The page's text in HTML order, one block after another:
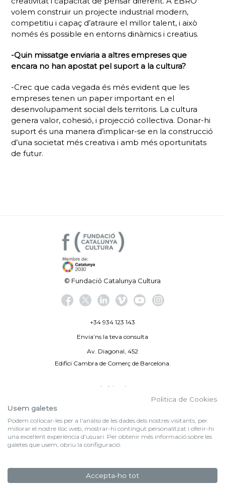
volem construir un projecte industrial modern,
competitiu i capaç d’atraure el millor talent, i això
només és possible en entorns dinàmics i creatius.
-Quin missatge enviaria a altres empreses que
encara no han apostat pel suport a la cultura?
-Crec que cada vegada és més evident que les
empreses tenen un paper important en el
desenvolupament social dels territoris. La cultura
genera valor, cohesió, i projecció col·lectiva. Donar-hi
suport és una manera d’implicar-se en la construcció
d’una societat més creativa i amb més oportunitats
de futur.
© Fundació Catalunya Cultura
+34 934 123 143
Envia’ns la teva consulta
Av. Diagonal, 452
Edifici Cambra de Comerç de Barcelona.
Avís legal
By 100X100NET
f (NEWSLETTER)
Politica de Cookies
Usem galetes
Podem col·locar-les per a l'anàlisi de les dades dels nostres visitants, per
millorar el nostre lloc web, mostrar-hi contingut personalitzat i oferir-hi
una excel·lent experiència d'usuari. Per obtenir més informació sobre les
galetes que usem, obriu la configuració.
Accepta-ho tot